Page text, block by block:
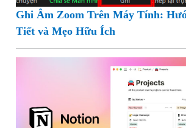
Ghi Âm Zoom Trên Máy Tính:
Tiết và Mẹo Hữu Ích